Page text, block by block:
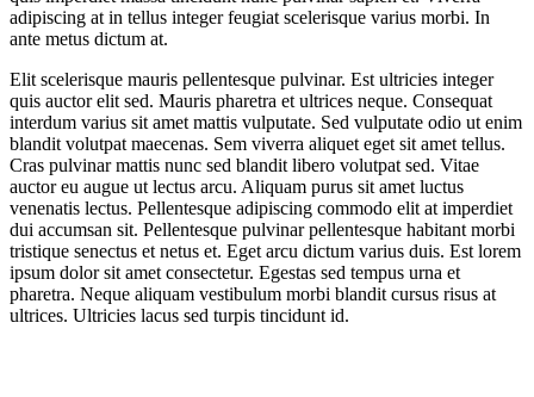
adipiscing at in tellus integer feugiat scelerisque varius morbi. In
ante metus dictum at.
Elit scelerisque mauris pellentesque pulvinar. Est ultricies integer
quis auctor elit sed. Mauris pharetra et ultrices neque. Consequat
interdum varius sit amet mattis vulputate. Sed vulputate odio ut enim
blandit volutpat maecenas. Sem viverra aliquet eget sit amet tellus.
Cras pulvinar mattis nunc sed blandit libero volutpat sed. Vitae
auctor eu augue ut lectus arcu. Aliquam purus sit amet luctus
venenatis lectus. Pellentesque adipiscing commodo elit at imperdiet
dui accumsan sit. Pellentesque pulvinar pellentesque habitant morbi
tristique senectus et netus et. Eget arcu dictum varius duis. Est lorem
ipsum dolor sit amet consectetur. Egestas sed tempus urna et
pharetra. Neque aliquam vestibulum morbi blandit cursus risus at
ultrices. Ultricies lacus sed turpis tincidunt id.